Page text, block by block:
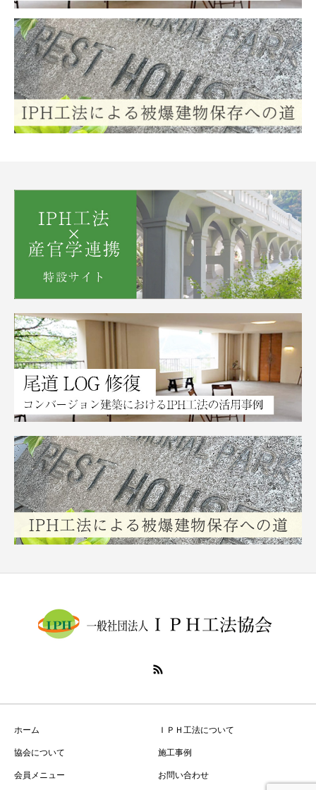
ホーム
ＩＰＨ工法について
協会について
施工事例
会員メニュー
お問い合わせ